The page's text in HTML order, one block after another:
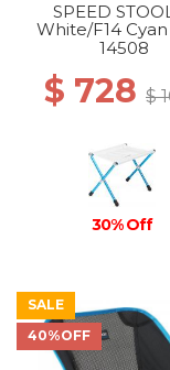
SPEED
White/F14
14508
$ 728 $
30% Off
SALE
40%OFF